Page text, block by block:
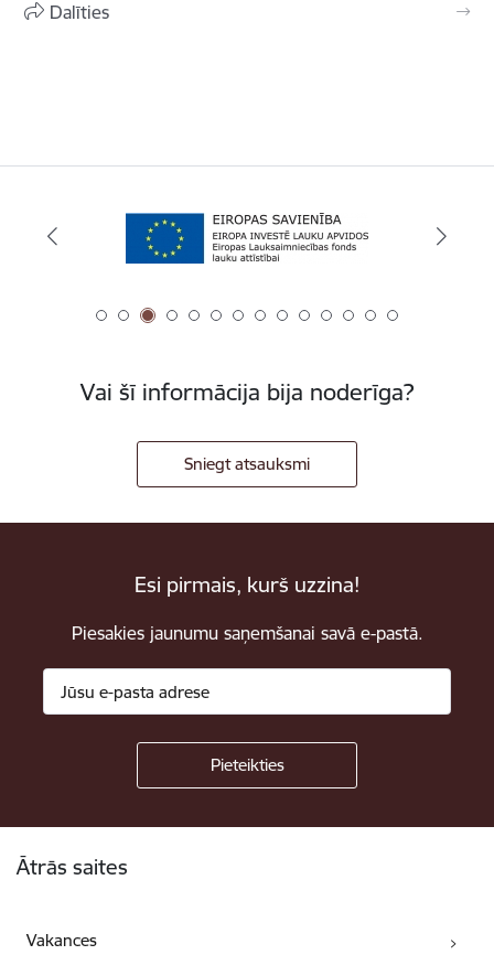
Dalīties
Vai šī informācija bija noderīga?
Sniegt atsauksmi
Esi pirmais, kurš uzzina!
Piesakies jaunumu saņemšanai savā e-pastā.
Ātrās saites
Vakances